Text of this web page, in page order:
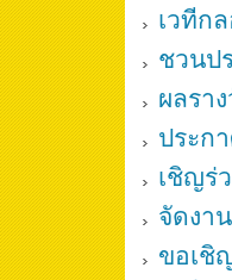
เวทีก
ชวนป
ผลรา
ประก
เชิญร่
จัดงา
ขอเชิ